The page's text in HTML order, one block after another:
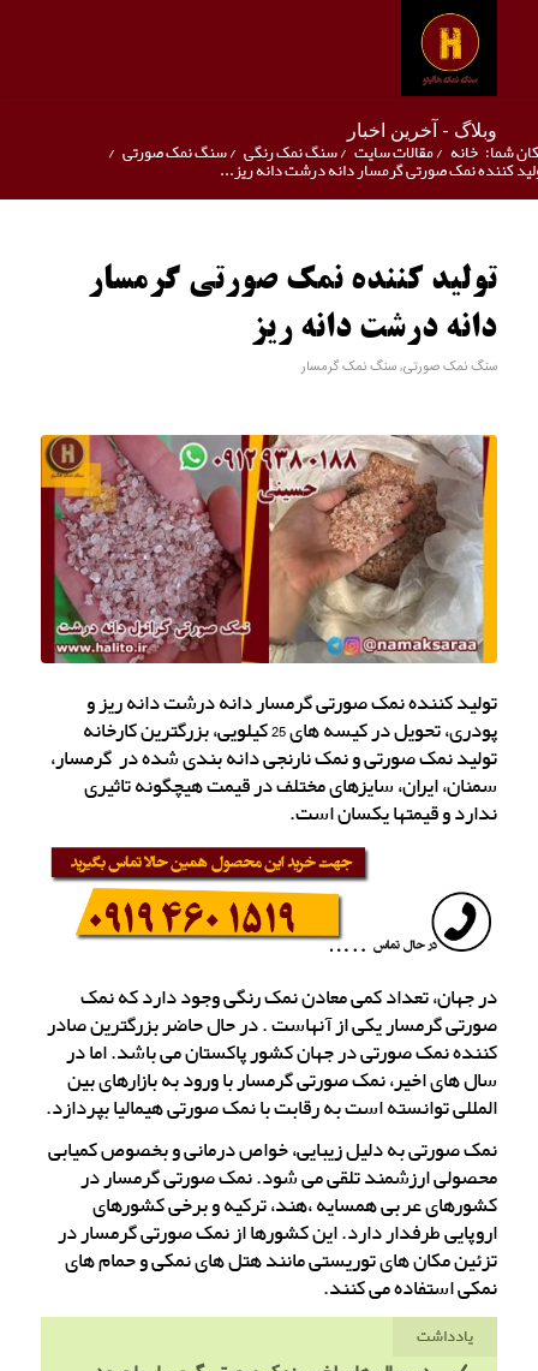
وبلاگ - آخرین اخبار
شما: خانه /مقالات سایت /سنگ نمک رنگی /سنگ نمک صورتی /
کننده نمک صورتی گرمسار دانه درشت دانه ریز...
تولید کننده نمک صورتی گرمسار
دانه درشت دانه ریز
سنگ نمک صورتی, سنگ نمک گرمسار
تولید کننده نمک صورتی گرمسار دانه درشت دانه ریز و
پودری، تحویل در کیسه های 25 کیلویی، بزرگترین کارخانه
تولید نمک صورتی و نمک نارنجی دانه بندی شده در گرمسار،
سمنان، ایران، سایزهای مختلف در قیمت هیچگونه تاثیری
ندارد و قیمتها یکسان است.
در جهان، تعداد کمی معادن نمک رنگی وجود دارد که نمک
صورتی گرمسار یکی از آنهاست . در حال حاضر بزرگترین صادر
کننده نمک صورتی در جهان کشور پاکستان می باشد. اما در
سال های اخیر، نمک صورتی گرمسار با ورود به بازارهای بین
المللی توانسته است به رقابت با نمک صورتی هیمالیا بپردازد.
نمک صورتی به دلیل زیبایی، خواص درمانی و بخصوص کمیابی
محصولی ارزشمند تلقی می شود. نمک صورتی گرمسار در
کشورهای عربی همسایه ،هند، ترکیه و برخی کشورهای
اروپایی طرفدار دارد. این کشورها از نمک صورتی گرمسار در
تزئین مکان های توریستی مانند هتل های نمکی و حمام های
نمکی استفاده می کنند.
یادداشت